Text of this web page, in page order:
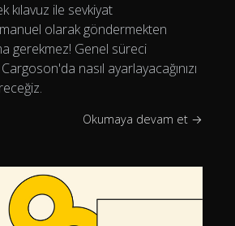
kılavuz ile sevkiyat
olarak göndermekten
gerekmez! Genel süreci
nasıl ayarlayacağınızı
Okumaya devam et →